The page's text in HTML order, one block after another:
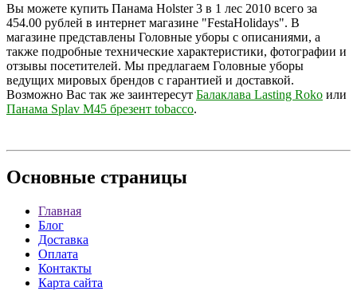
Вы можете купить Панама Holster 3 в 1 лес 2010 всего за
454.00 рублей в интернет магазине "FestaHolidays". В
магазине представлены Головные уборы с описаниями, а
также подробные технические характеристики, фотографии и
отзывы посетителей. Мы предлагаем Головные уборы
ведущих мировых брендов с гарантией и доставкой.
Возможно Вас так же заинтересут Балаклава Lasting Roko или
Панама Splav М45 брезент tobacco.
Основные страницы
Главная
Блог
Доставка
Оплата
Контакты
Карта сайта